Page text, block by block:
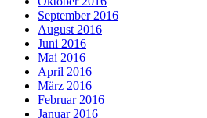
September 2016
August 2016
Juni 2016
Mai 2016
April 2016
März 2016
Februar 2016
Januar 2016